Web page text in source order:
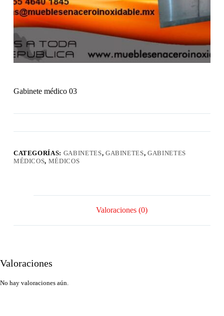
Gabinete médico 03
CATEGORÍAS: GABINETES, GABINETES,GABINETES
MÉDICOS, MÉDICOS
Valoraciones (0)
Valoraciones
No hay valoraciones aún.